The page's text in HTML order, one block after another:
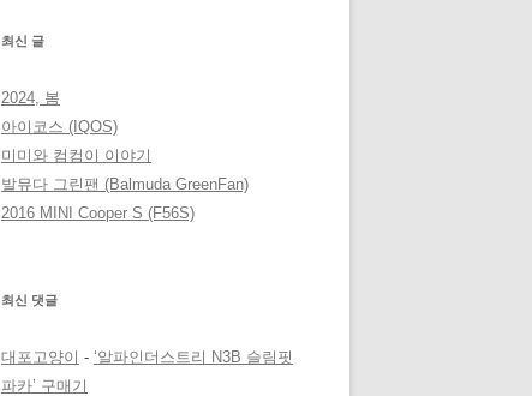
최신 글
2024, 봄
아이코스 (IQOS)
미미와 컴컴이 이야기
발뮤다 그린팬 (Balmuda GreenFan)
2016 MINI Cooper S (F56S)
최신 댓글
대포고양이 - ‘알파인더스트리 N3B 슬림핏
파카’ 구매기